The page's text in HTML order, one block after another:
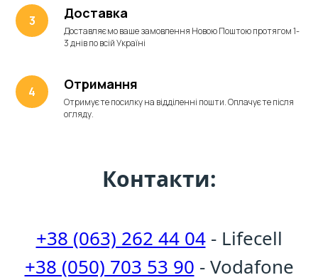
Доставка
Доставляємо ваше замовлення Новою Поштою протягом 1-
3 днів по всій Україні
Отримання
Отримуєте посилку на відділенні пошти. Оплачуєте після
огляду.
Контакти:
+38 (063) 262 44 04- Lifecell
+38 (050) 703 53 90 - Vodafone